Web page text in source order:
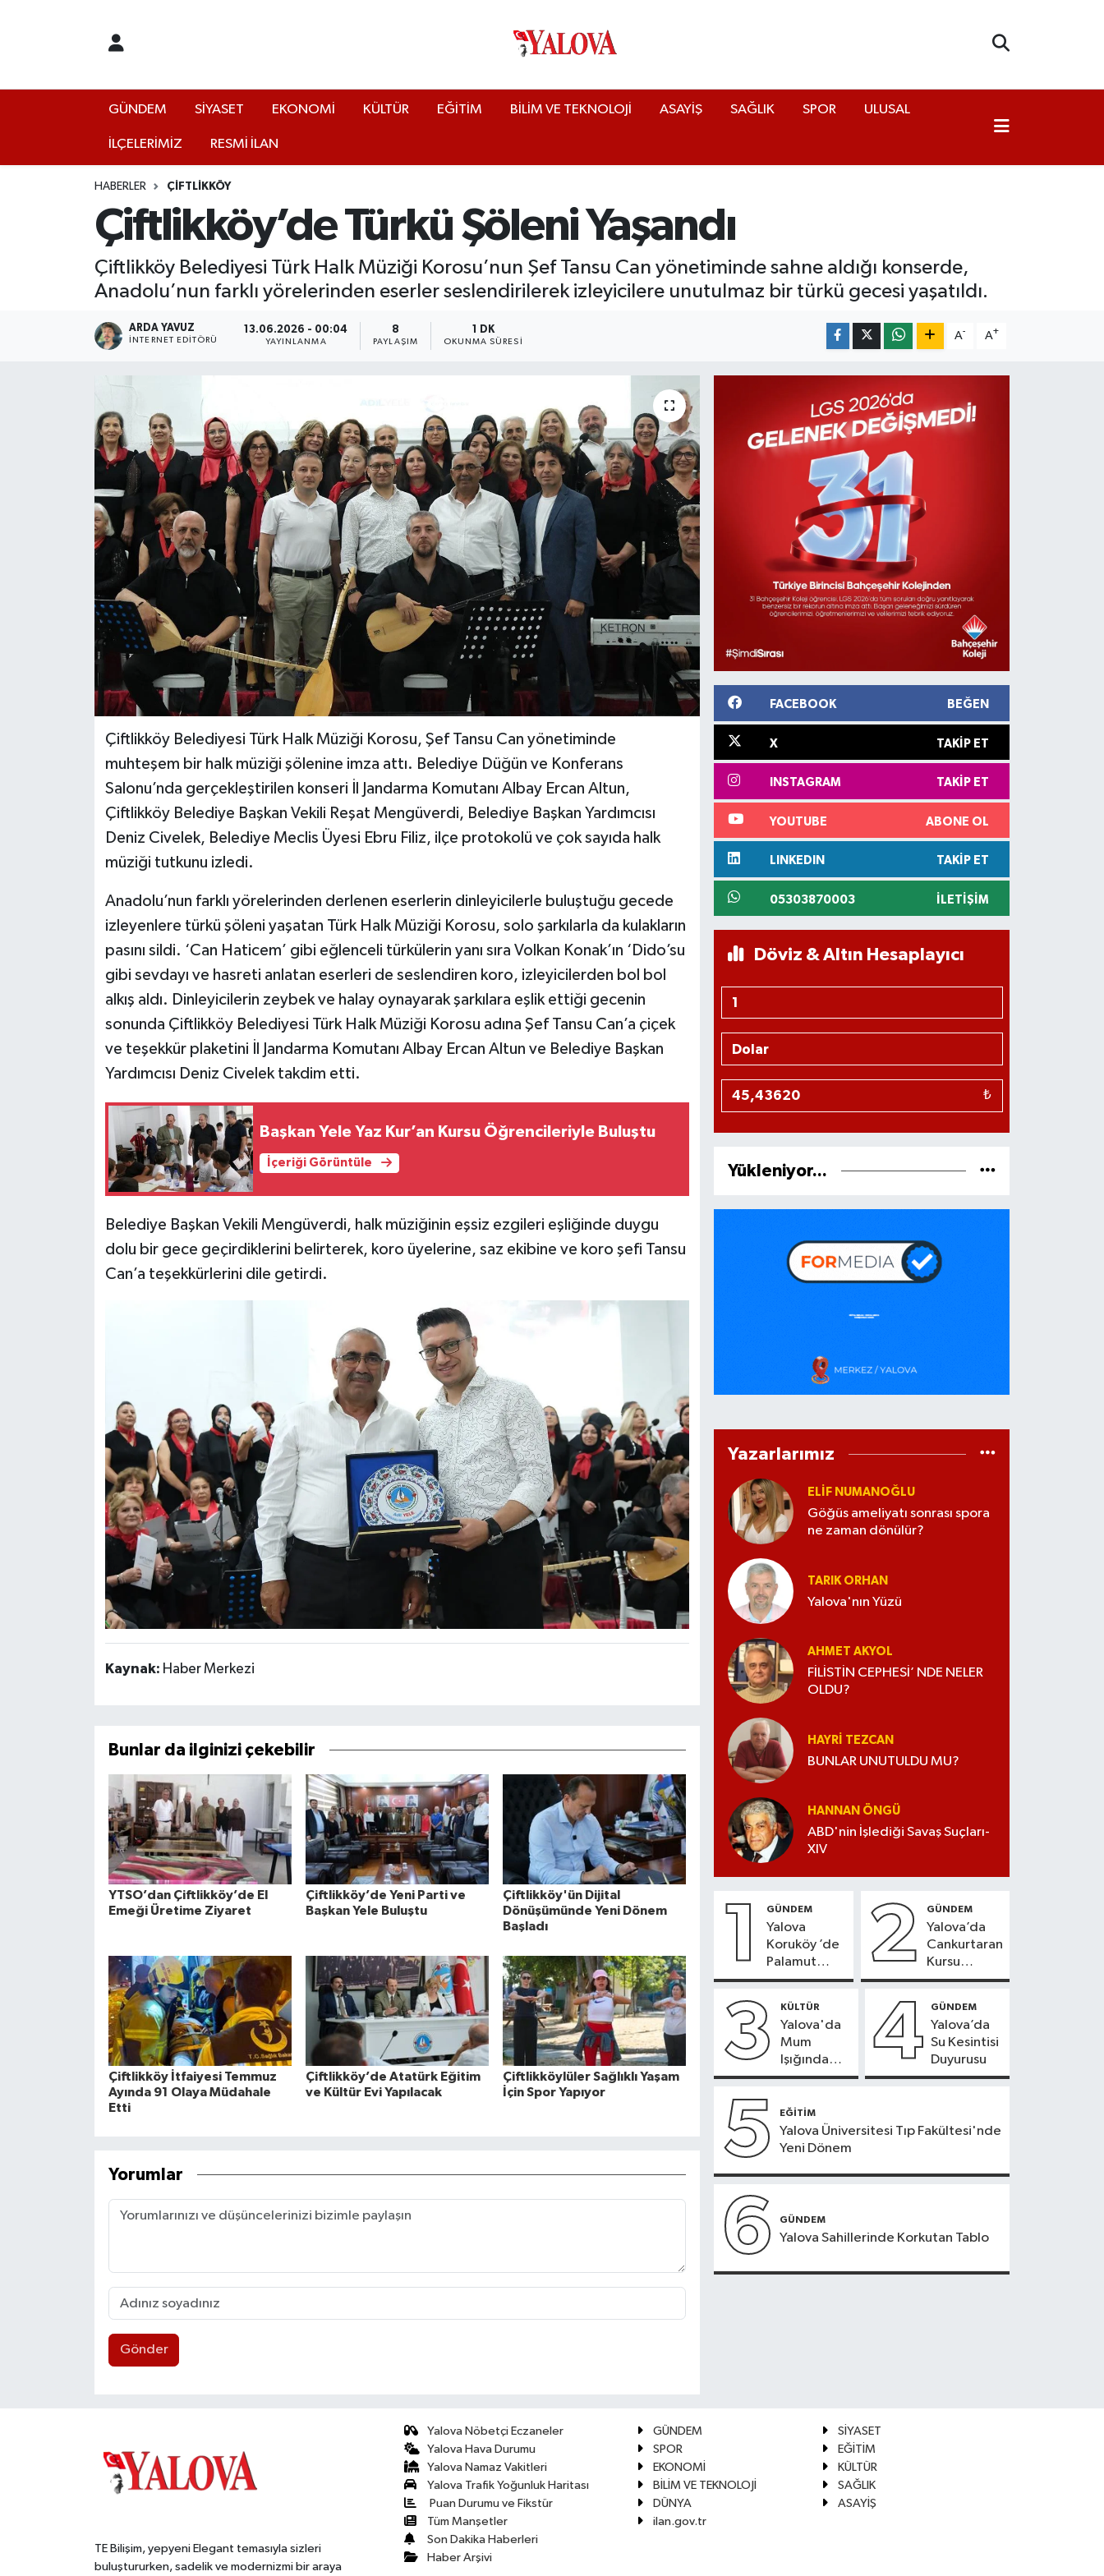
GÜNDEM SİYASET EKONOMİ KÜLTÜR EĞİTİM BİLİM VE TEKNOLOJİ ASAYİŞ SAĞLIK SPOR ULUSAL
İLÇELERİMİZ RESMİ İLAN
HABERLER ÇİFTLİKKÖY
Çiftlikköy’de Türkü Şöleni Yaşandı
Çiftlikköy Belediyesi Türk Halk Müziği Korosu’nun Şef Tansu Can yönetiminde sahne aldığı konserde,
Anadolu’nun farklı yörelerinden eserler seslendirilerek izleyicilere unutulmaz bir türkü gecesi yaşatıldı.
ARDA YAVUZ
İNTERNET EDITÖRÜ
13.06.2026 - 00:04
YAYINLANMA
8
PAYLAŞIM
1 DK
OKUNMA SÜRESI
A- A+
Çiftlikköy Belediyesi Türk Halk Müziği Korosu, Şef Tansu Can yönetiminde
muhteşem bir halk müziği şölenine imza attı. Belediye Düğün ve Konferans
Salonu’nda gerçekleştirilen konseri İl Jandarma Komutanı Albay Ercan Altun,
Çiftlikköy Belediye Başkan Vekili Reşat Mengüverdi, Belediye Başkan Yardımcısı
Deniz Civelek, Belediye Meclis Üyesi Ebru Filiz, ilçe protokolü ve çok sayıda halk
müziği tutkunu izledi.
Anadolu’nun farklı yörelerinden derlenen eserlerin dinleyicilerle buluştuğu gecede
izleyenlere türkü şöleni yaşatan Türk Halk Müziği Korosu, solo şarkılarla da kulakların
pasını sildi. ‘Can Haticem’ gibi eğlenceli türkülerin yanı sıra Volkan Konak’ın ‘Dido’su
gibi sevdayı ve hasreti anlatan eserleri de seslendiren koro, izleyicilerden bol bol
alkış aldı. Dinleyicilerin zeybek ve halay oynayarak şarkılara eşlik ettiği gecenin
sonunda Çiftlikköy Belediyesi Türk Halk Müziği Korosu adına Şef Tansu Can’a çiçek
ve teşekkür plaketini İl Jandarma Komutanı Albay Ercan Altun ve Belediye Başkan
Yardımcısı Deniz Civelek takdim etti.
Başkan Yele Yaz Kur’an Kursu Öğrencileriyle Buluştu
İçeriği Görüntüle
Belediye Başkan Vekili Mengüverdi, halk müziğinin eşsiz ezgileri eşliğinde duygu
dolu bir gece geçirdiklerini belirterek, koro üyelerine, saz ekibine ve koro şefi Tansu
Can’a teşekkürlerini dile getirdi.
Kaynak: Haber Merkezi
Bunlar da ilginizi çekebilir
YTSO’dan Çiftlikköy’de El
Emeği Üretime Ziyaret
Çiftlikköy’de Yeni Parti ve
Başkan Yele Buluştu
Çiftlikköy'ün Dijital
Dönüşümünde Yeni Dönem
Başladı
Çiftlikköy İtfaiyesi Temmuz
Ayında 91 Olaya Müdahale
Etti
Çiftlikköy’de Atatürk Eğitim
ve Kültür Evi Yapılacak
Çiftlikköylüler Sağlıklı Yaşam
İçin Spor Yapıyor
Yorumlar
Gönder
FACEBOOK BEĞEN
X TAKIP ET
INSTAGRAM TAKIP ET
YOUTUBE ABONE OL
LINKEDIN TAKIP ET
05303870003 İLETIŞIM
Döviz & Altın Hesaplayıcı
₺
Yükleniyor...
Yazarlarımız
ELİF NUMANOĞLU
Göğüs ameliyatı sonrası spora
ne zaman dönülür?
TARIK ORHAN
Yalova'nın Yüzü
AHMET AKYOL
FİLİSTİN CEPHESİ’ NDE NELER
OLDU?
HAYRI TEZCAN
BUNLAR UNUTULDU MU?
HANNAN ÖNGÜ
ABD'nin İşlediği Savaş Suçları-
XIV
1 GÜNDEM
Yalova
Koruköy ’de
Palamut
Sezonu
2 GÜNDEM
Yalova’da
Cankurtaran
Kursu
Kayıtları
3 KÜLTÜR
Yalova'da
Mum
Işığında
Konser
4 GÜNDEM
Yalova’da
Su Kesintisi
Duyurusu
5 EĞİTİM
Yalova Üniversitesi Tıp Fakültesi'nde
Yeni Dönem
6 GÜNDEM
Yalova Sahillerinde Korkutan Tablo
TE Bilişim, yepyeni Elegant temasıyla sizleri
buluştururken, sadelik ve modernizmi bir araya
Yalova Nöbetçi Eczaneler
Yalova Hava Durumu
Yalova Namaz Vakitleri
Yalova Trafik Yoğunluk Haritası
Puan Durumu ve Fikstür
Tüm Manşetler
Son Dakika Haberleri
Haber Arşivi
GÜNDEM
SİYASET
SPOR
EĞİTİM
EKONOMİ
KÜLTÜR
BİLİM VE TEKNOLOJİ
SAĞLIK
DÜNYA
ASAYİŞ
ilan.gov.tr
EKONOMİ
KÜLTÜR
BİLİM VE TEKNOLOJİ
ULUSAL
RESMİ İLAN
Yalova Hava Durumu
Yalova Namaz Vakitleri
Yalova Trafik Yoğunluk Haritası
Puan Durumu ve Fikstür
Tüm Manşetler